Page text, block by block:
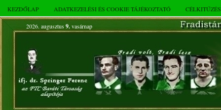
KEZDŐLAP ADATKEZELÉSI ÉS COOKIE TÁJÉKOZTATÓ
2026. augusztus 9.vasárnap